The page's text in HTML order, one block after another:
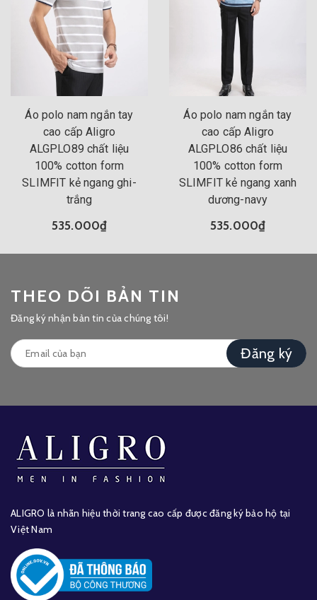
Áo polo nam ngắn tay
cao cấp Aligro
ALGPLO89 chất liệu
100% cotton form
SLIMFIT kẻ ngang ghi-
trắng
535.000₫
Áo polo nam ngắn tay
cao cấp Aligro
ALGPLO86 chất liệu
100% cotton form
SLIMFIT kẻ ngang xanh
dương-navy
535.000₫
THEO DÕI BẢN TIN
Đăng ký nhận bản tin của chúng tôi!
Đăng ký
ALIGRO là nhãn hiệu thời trang cao cấp được đăng ký bảo hộ tại
Việt Nam